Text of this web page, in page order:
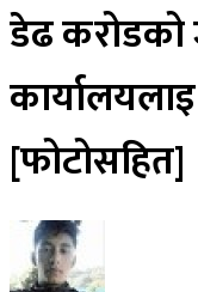
डेढ करोडको
[फोटोसहित]